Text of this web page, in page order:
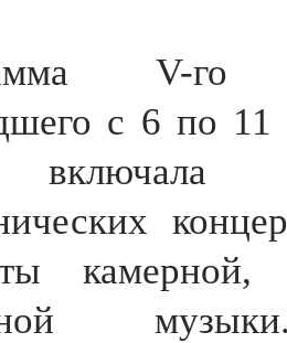
V-го
с 6 по 11